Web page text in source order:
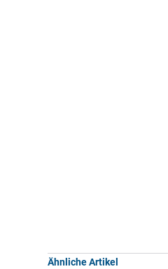
Ähnliche Artikel